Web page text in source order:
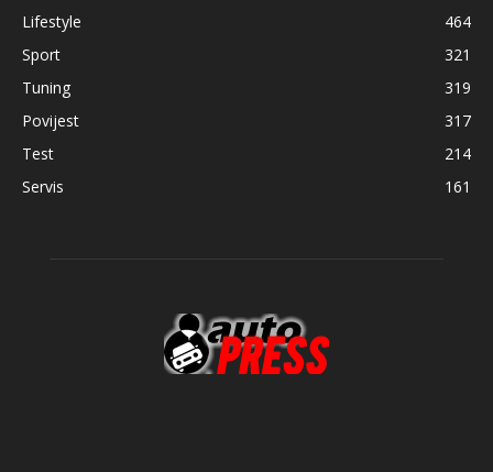
Lifestyle
464
Sport
321
Tuning
319
Povijest
317
Test
214
Servis
161